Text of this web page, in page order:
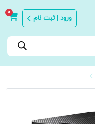
ورود | ثبت نام
0